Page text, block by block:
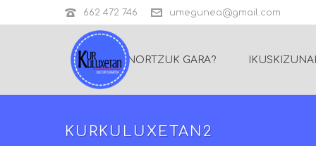
662 472 746 umegunea@gmail.com
NORTZUK GARA?
KURKULUXETAN2